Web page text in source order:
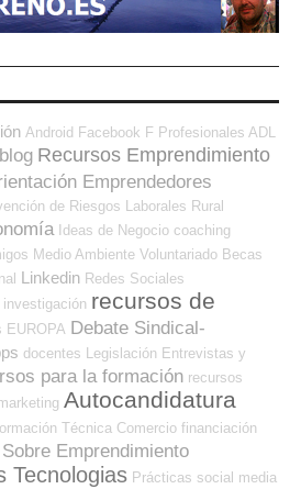
Android Facebook F Profesionales ADL
blog Recursos Emprendimiento
Emprendedores
de Riesgos Laborales Rural
Ideas de Negocio coaching
Medio Ambiente Voluntariado Becas
Linkedin Redes Sociales
investigación recursos de
EUROPA Debate Sindical-
docentes Legislación Entrevistas y
para la formación recursos
Autocandidatura
Técnica Comercio financiación
Emprendimiento
Tecnologias Prácticas social media